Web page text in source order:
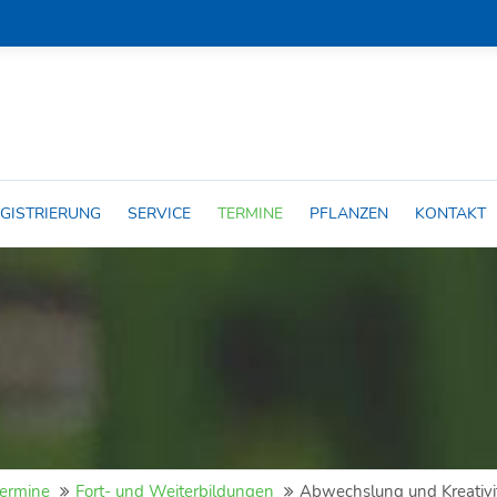
SERVICE TERMINE PFLANZEN KONTAKT
Fort- und Weiterbildungen Abwechslung und